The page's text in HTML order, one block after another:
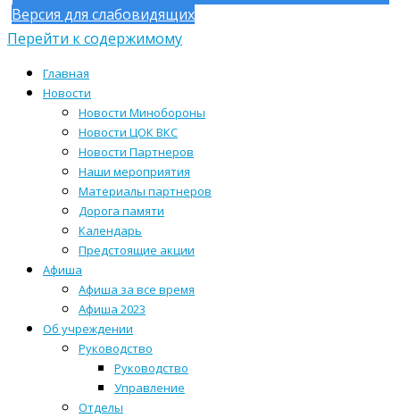
Версия для слабовидящих
Перейти к содержимому
Главная
Новости
Новости Минобороны
Новости ЦОК ВКС
Новости Партнеров
Наши мероприятия
Материалы партнеров
Дорога памяти
Календарь
Предстоящие акции
Афиша
Афиша за все время
Афиша 2023
Об учреждении
Руководство
Руководство
Управление
Отделы